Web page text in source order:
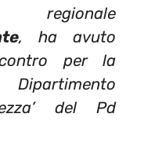
regionale
, ha avuto
per la
del Pd